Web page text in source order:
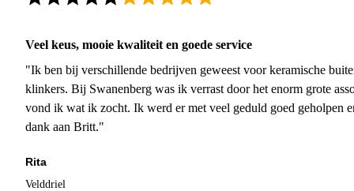
Veel keus, mooie kwaliteit en goede service
"Ik ben bij verschillende bedrijven geweest voor keramische
klinkers. Bij Swanenberg was ik verrast door het enorm grote
vond ik wat ik zocht. Ik werd er met veel geduld goed geholpen
dank aan Britt."
Rita
Velddriel